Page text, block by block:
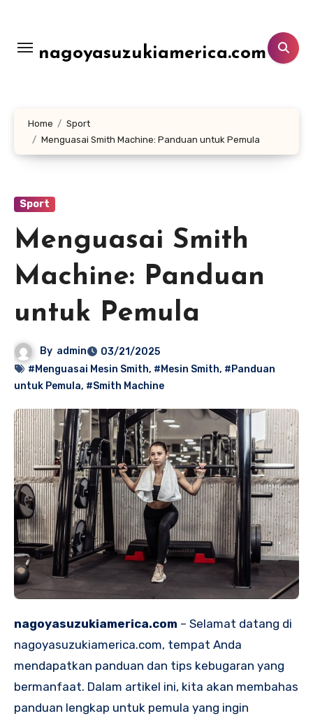
konten nagoyasuzukiamerica.com
Home
Sport
Menguasai Smith Machine: Panduan untuk Pemula
Sport
Menguasai Smith
Machine: Panduan
untuk Pemula
By admin
03/21/2025
#Menguasai Mesin Smith, #Mesin Smith, #Panduan
untuk Pemula, #Smith Machine
nagoyasuzukiamerica.com – Selamat datang di
nagoyasuzukiamerica.com, tempat Anda
mendapatkan panduan dan tips kebugaran yang
bermanfaat. Dalam artikel ini, kita akan membahas
panduan lengkap untuk pemula yang ingin